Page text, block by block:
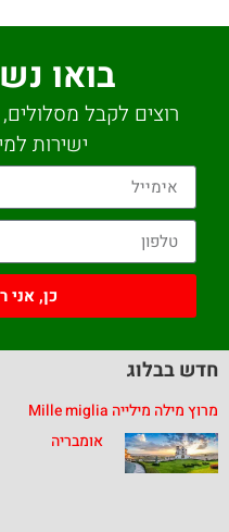
בואו
רוצים לקבל
ישירות
כן, אני
חדש בבלוג
מרוץ מילה מילייה Mille miglia
אומבריה